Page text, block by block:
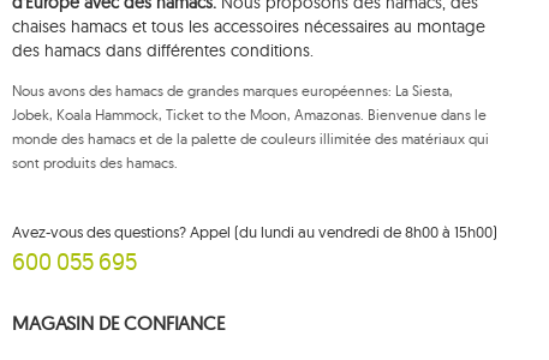
domo 1
double 3
dream 5
dstand
eco-friendly hammock
etno
chaises hamacs et tous les accessoires nécessaires au montage
des hamacs dans différentes conditions.
Nous avons des hamacs de grandes marques européennes: La Siesta,
Jobek, Koala Hammock, Ticket to the Moon, Amazonas. Bienvenue dans le
monde des hamacs et de la palette de couleurs illimitée des matériaux qui
sont produits des hamacs.
Avez-vous des questions? Appel (du lundi au vendredi de 8h00 à 15h00)
600 055 695
MAGASIN DE CONFIANCE